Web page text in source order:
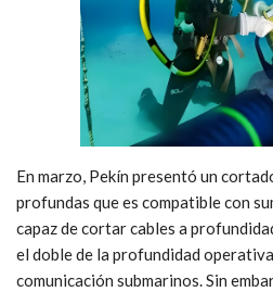
En marzo, Pekín presentó un
profundas quees compatible con
capaz de cortar cables a
el doble de la profundidad
comunicación submarinos. Sin